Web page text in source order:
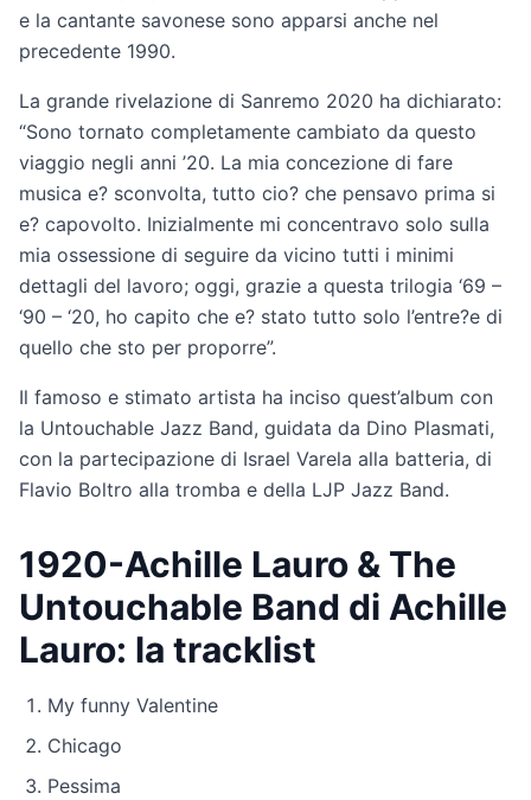
e la cantante savonese sono apparsi anche nel
precedente 1990.
La grande rivelazione di Sanremo 2020 ha dichiarato:
“Sono tornato completamente cambiato da questo
viaggio negli anni ’20. La mia concezione di fare
musica e? sconvolta, tutto cio? che pensavo prima si
e? capovolto. Inizialmente mi concentravo solo sulla
mia ossessione di seguire da vicino tutti i minimi
dettagli del lavoro; oggi, grazie a questa trilogia ‘69 –
‘90 – ‘20, ho capito che e? stato tutto solo l’entre?e di
quello che sto per proporre”.
Il famoso e stimato artista ha inciso quest’album con
la Untouchable Jazz Band, guidata da Dino Plasmati,
con la partecipazione di Israel Varela alla batteria, di
Flavio Boltro alla tromba e della LJP Jazz Band.
1920-Achille Lauro & The
Untouchable Band di Achille
Lauro: la tracklist
My funny Valentine
Chicago
Pessima